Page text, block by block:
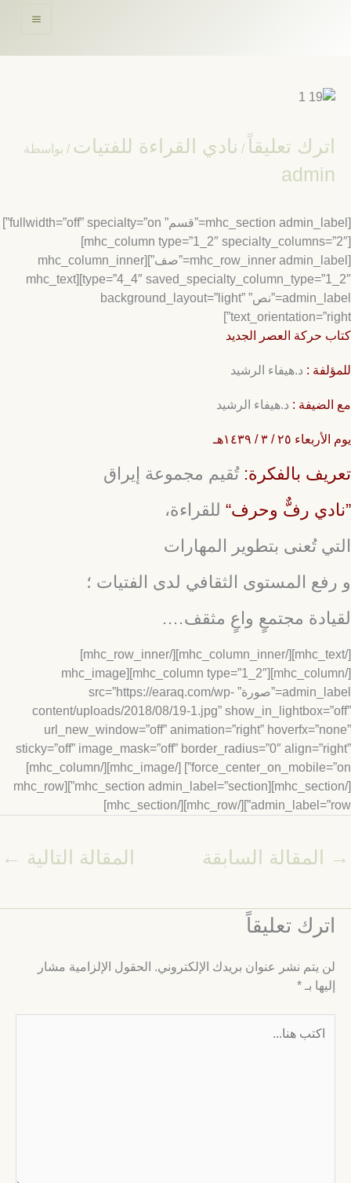
تعليقاً /نادي القراءة للفتيات / بواسطة
[mhc_section admin_label=”قسم” fullwidth=”off” specialty=”on”]
[mhc_column type=”1_2″ specialty_columns=”2″]
[mhc_row_inner admin_label=”صف”][mhc_column_inner
type=”4_4″ saved_specialty_column_type=”1_2″][mhc_text
admin_label=”نص” background_layout=”light”
حركة العصر الجديد
:د.هيفاء الرشيد
:د.هيفاء الرشيد
٢٥ / ٣ / ١٤٣٩هـ
بالفكرة: تُقيم مجموعة إيراق
رفٌّ وحرف“للقراءة،
تُعنى بتطوير المهارات
المستوى الثقافي لدى الفتيات ؛
مجتمعٍ واعٍ مثقف….
[/mhc_text][/mhc_column_inner][/mhc_row_inner]
[/mhc_column][mhc_column type=”1_2″][mhc_image
admin_label=”صورة” src=”https://earaq.com/wp-
content/uploads/2018/08/19-1.jpg”
url_new_window=”off” animation=”right”
sticky=”off” image_mask=”off” border_radius=”0″
force_center_on_mobile=”on”] [/mhc_image][/mhc_column]
[/mhc_section][mhc_section admin_label=”section”][mhc_row
admin_label=”row”][/mhc_row][/
المقالة السابقة المقالة التالية←
تعليقاً
يتم نشر عنوان بريدك الإلكتروني. الحقول الإلزامية مشار
بـ*